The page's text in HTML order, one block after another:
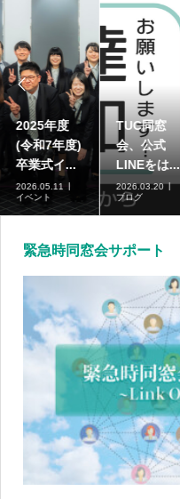

2025年度
(令和7年度)
卒業式イ...
2026.05.11
イベント
TUC同窓
会、公式
LINEをは...
2026.03.20
ブログ
緊急時同窓会サポート